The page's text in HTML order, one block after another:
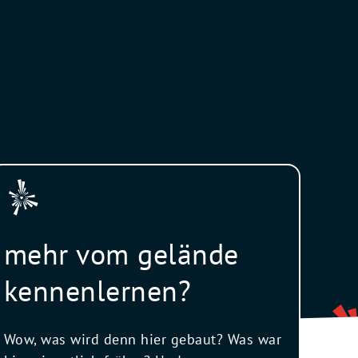
mehr vom gelände
kennenlernen?
Wow, was wird denn hier gebaut? Was war